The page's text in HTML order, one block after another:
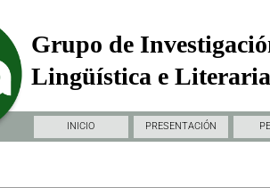
Grupo de
Lingüística e
INICIO PRESENTACIÓN